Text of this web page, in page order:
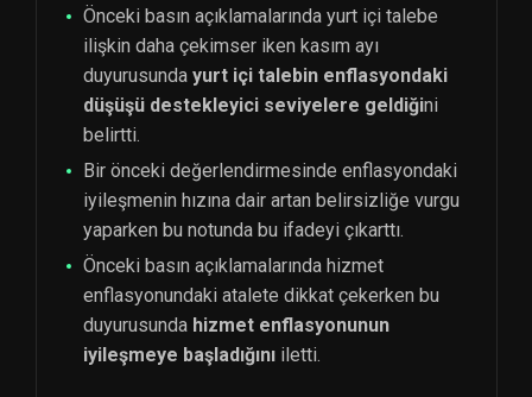
Önceki basın açıklamalarında yurt içi talebe
ilişkin daha çekimser iken kasım ayı
duyurusunda yurt içi talebin enflasyondaki
düşüşü destekleyici seviyelere geldiğini
belirtti.
Bir önceki değerlendirmesinde enflasyondaki
iyileşmenin hızına dair artan belirsizliğe vurgu
yaparken bu notunda bu ifadeyi çıkarttı.
Önceki basın açıklamalarında hizmet
enflasyonundaki atalete dikkat çekerken bu
duyurusunda hizmet enflasyonunun
iyileşmeye başladığını iletti.